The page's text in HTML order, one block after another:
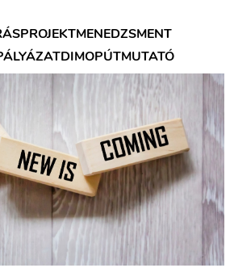
PROJEKTMENEDZSMENT
DIMOPÚTMUTATÓ